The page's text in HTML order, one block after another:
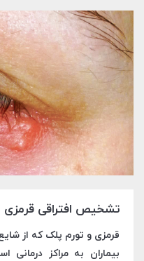
تشخیص افتراقی قرمزی
قرمزی و تورم پلک که از
بیماران به مراکز